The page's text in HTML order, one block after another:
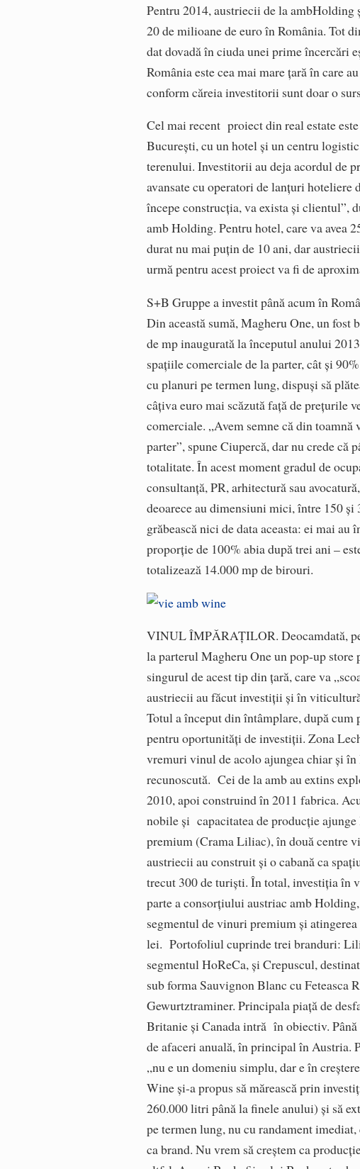
Pentru 2014, austriecii de la
20 de milioane de euro în România. Tot
dat dovadă în ciuda unei prime încercări
România este cea mai mare ţară în care
conform căreia investitorii sunt doar o
Cel mai recent proiect din real estate
Bucureşti, cu un hotel şi un centru
terenului. Investitorii au deja acordul de
avansate cu operatori de lanţuri hoteliere
începe construcţia, va exista şi clientul”,
amb Holding. Pentru hotel, care va avea
durat nu mai puţin de 10 ani, dar
urmă pentru acest proiect va fi de
S+B Gruppe a investit până acum în
Din această sumă, Magheru One, un
de mp inaugurată la începutul anului
spațiile comerciale de la parter, cât și
cu planuri pe termen lung, dispuşi să
câţiva euro mai scăzută față de prețurile
comerciale. „Avem semne că din
parter”, spune Ciupercă, dar nu crede
totalitate. În acest moment gradul de
consultanţă, PR, arhitectură sau
deoarece au dimensiuni mici, între 150
grăbească nici de data aceasta: ei mai
proporţie de 100% abia după trei ani –
totalizează 14.000 mp de birouri.
VINUL ÎMPĂRAŢILOR. Deocamdată,
la parterul Magheru One un pop-up
singurul de acest tip din ţară, care va
austriecii au făcut investiţii şi în
Totul a început din întâmplare, după
pentru oportunităţi de investiţii. Zona
vremuri vinul de acolo ajungea chiar şi
recunoscută. Cei de la amb au extins
2010, apoi construind în 2011 fabrica.
nobile şi capacitatea de producţie
premium (Crama Liliac), în două centre
austriecii au construit şi o cabană ca
trecut 300 de turişti. În total, investiţia în
parte a consorţiului austriac amb
segmentul de vinuri premium şi
lei. Portofoliul cuprinde trei branduri:
segmentul HoReCa, şi Crepuscul,
sub forma Sauvignon Blanc cu Feteasca
Gewurtztraminer. Principala piaţă de
Britanie şi Canada intră în obiectiv.
de afaceri anuală, în principal în Austria.
„nu e un domeniu simplu, dar e în
Wine şi-a propus să mărească prin
260.000 litri până la finele anului) şi să
pe termen lung, nu cu randament
ca brand. Nu vrem să creştem ca